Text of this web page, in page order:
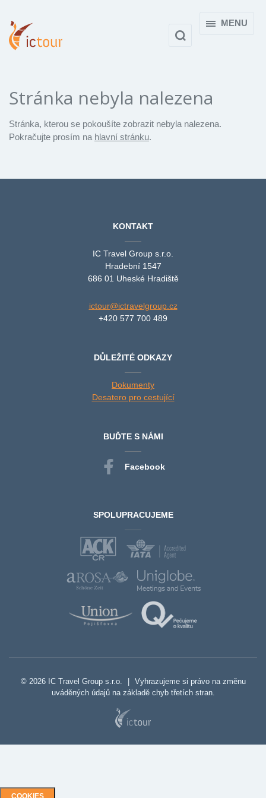
COOKIES
MENU
Stránka nebyla nalezena
Stránka, kterou se pokoušíte zobrazit nebyla nalezena.
Pokračujte prosím na hlavní stránku.
KONTAKT
IC Travel Group s.r.o.
Hradební 1547
686 01 Uheské Hradiště
ictour@ictravelgroup.cz
+420 577 700 489
DŮLEŽITÉ ODKAZY
Dokumenty
Desatero pro cestující
BUĎTE S NÁMI
Facebook
SPOLUPRACUJEME
© 2026 IC Travel Group s.r.o.
Vyhrazujeme si právo na změnu
uváděných údajů na základě chyb třetích stran.